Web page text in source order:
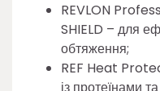
REVLON
SHIELD – для
обтяження;
REF Heat